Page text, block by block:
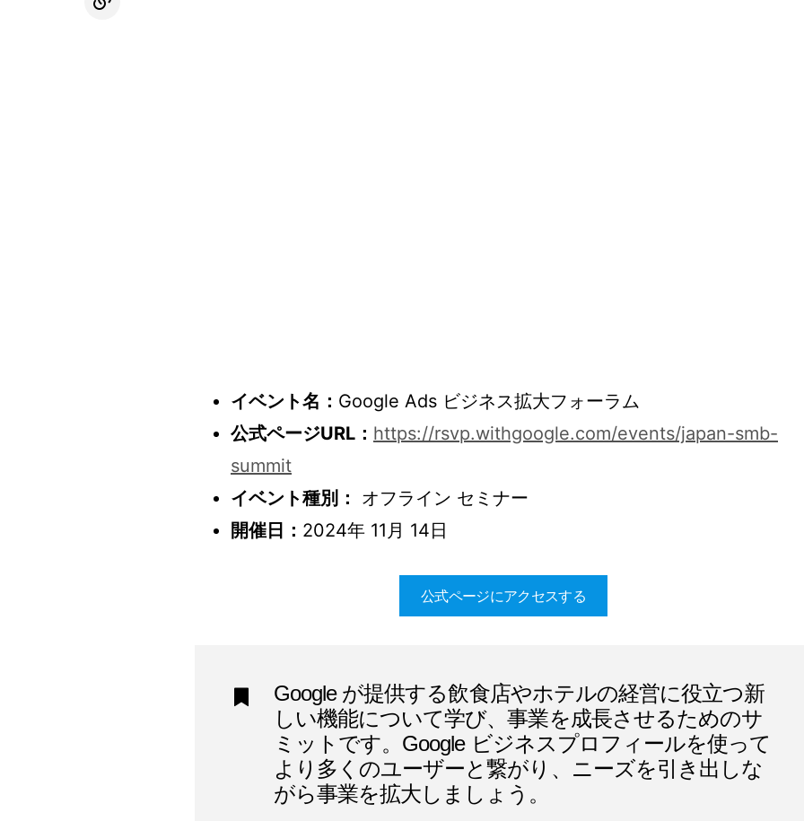
イベント名： Google Ads ビジネス拡大フォーラム
公式ページURL： https://rsvp.withgoogle.com/events/japan-smb-
summit
イベント種別：
オフライン セミナー
開催日： 2024年 11月 14日
公式ページにアクセスする
Google が提供する飲食店やホテルの経営に役立つ新
しい機能について学び、事業を成長させるためのサ
ミットです。Google ビジネスプロフィールを使って
より多くのユーザーと繋がり、ニーズを引き出しな
がら事業を拡大しましょう。